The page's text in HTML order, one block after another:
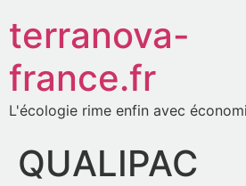
terranova-
france.fr
L'écologie rime enfin avec
QUALIPAC